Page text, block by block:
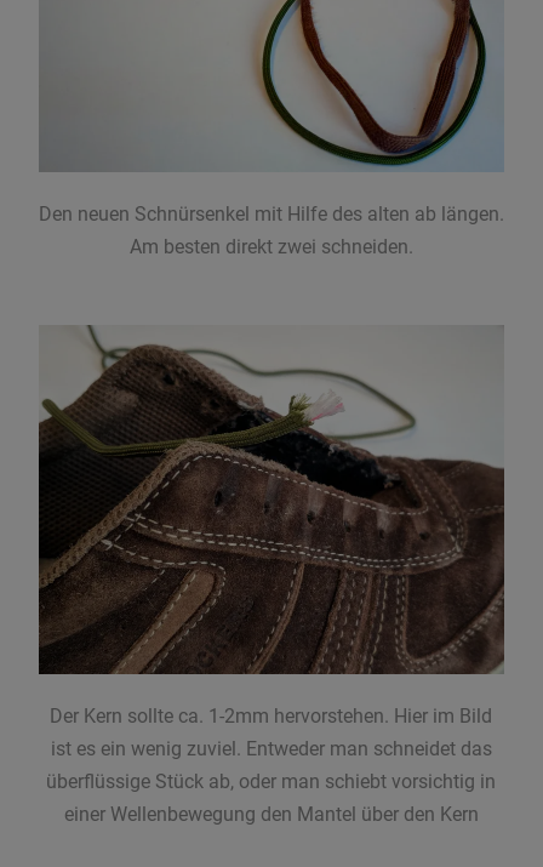
Den neuen Schnürsenkel mit Hilfe des alten ab längen.
Am besten direkt zwei schneiden.
Der Kern sollte ca. 1-2mm hervorstehen. Hier im Bild
ist es ein wenig zuviel. Entweder man schneidet das
überflüssige Stück ab, oder man schiebt vorsichtig in
einer Wellenbewegung den Mantel über den Kern